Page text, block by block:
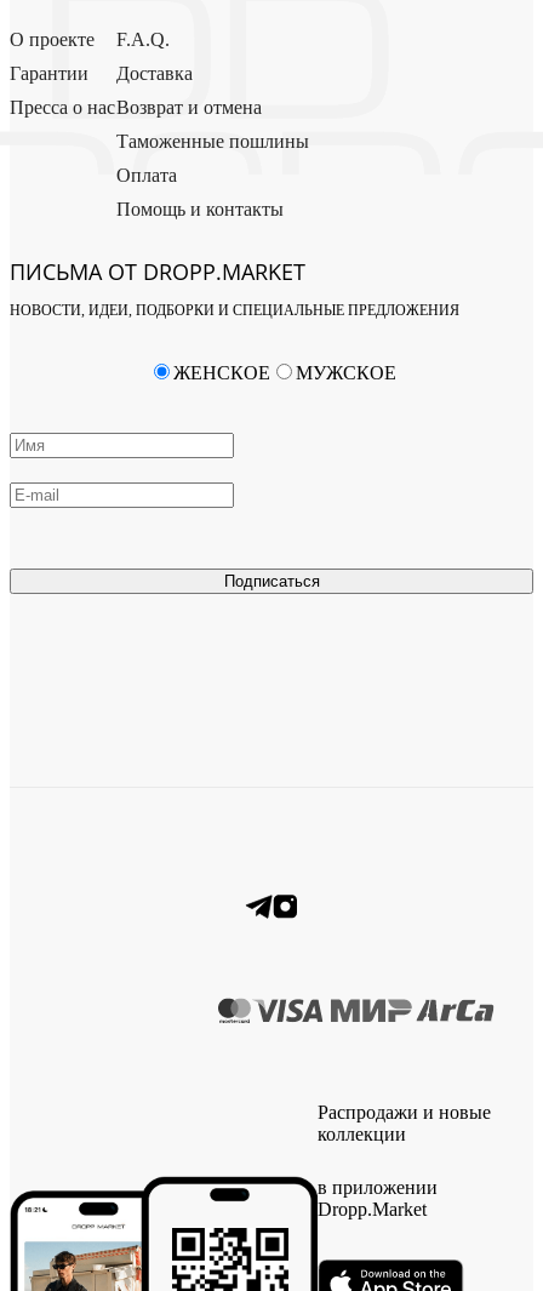
О проекте
Гарантии
Пресса о нас
F.A.Q.
Доставка
Возврат и отмена
Таможенные пошлины
Оплата
Помощь и контакты
ПИСЬМА ОТ DROPP.MARKET
НОВОСТИ, ИДЕИ, ПОДБОРКИ И СПЕЦИАЛЬНЫЕ ПРЕДЛОЖЕНИЯ
Подписаться
ЖЕНСКОЕ МУЖСКОЕ
Распродажи и новые
коллекции
в приложении
Dropp.Market